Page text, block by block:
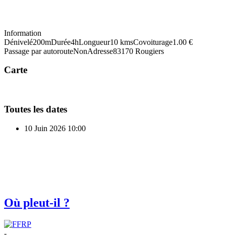
Information
Dénivelé200mDurée4hLongueur10 kmsCovoiturage1.00 €
Passage par autorouteNonAdresse83170 Rougiers
Carte
Toutes les dates
10 Juin 2026 10:00
Où pleut-il ?
-